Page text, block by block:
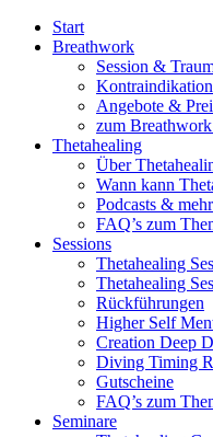
Start
Breathwork
Session &
Angebote &
zum
Thetahealing
Über
Wann kann
Podcasts & mehr
FAQ’s zum
Sessions
Thetahealing
Thetahealing
Rückführungen
Higher Self
Creation Deep
Diving Timing
Gutscheine
FAQ’s zum
Seminare